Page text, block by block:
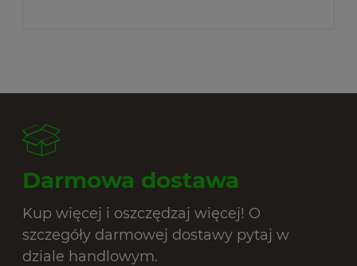
Darmowa dostawa
Kup więcej i oszczędzaj więcej! O
szczegóły darmowej dostawy pytaj w
dziale handlowym.